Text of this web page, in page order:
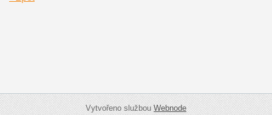
Vytvořeno službouWebnode